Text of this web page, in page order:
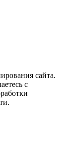
сайта.
с